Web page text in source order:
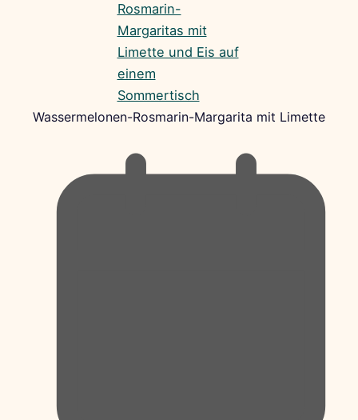
Wassermelonen-Rosmarin-Margarita mit Limette